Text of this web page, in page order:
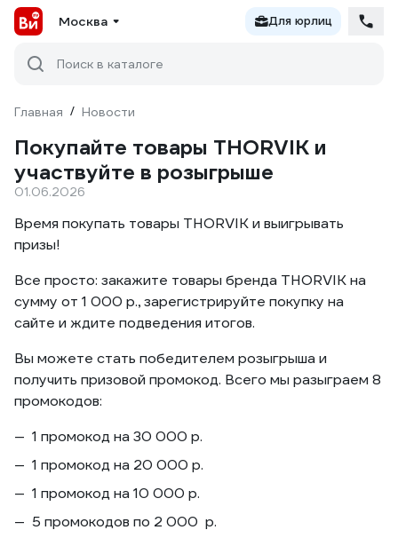
Москва Для юрлиц
Поиск в каталоге
Главная / Новости
Покупайте товары THORVIK и
участвуйте в розыгрыше
01.06.2026
Время покупать товары THORVIK и выигрывать
призы!
Все просто: закажите товары бренда THORVIK на
сумму от 1 000 р., зарегистрируйте покупку на
сайте и ждите подведения итогов.
Вы можете стать победителем розыгрыша и
получить призовой промокод. Всего мы разыграем 8
промокодов:
1 промокод на 30 000 р.
1 промокод на 20 000 р.
1 промокод на 10 000 р.
5 промокодов по 2 000 р.